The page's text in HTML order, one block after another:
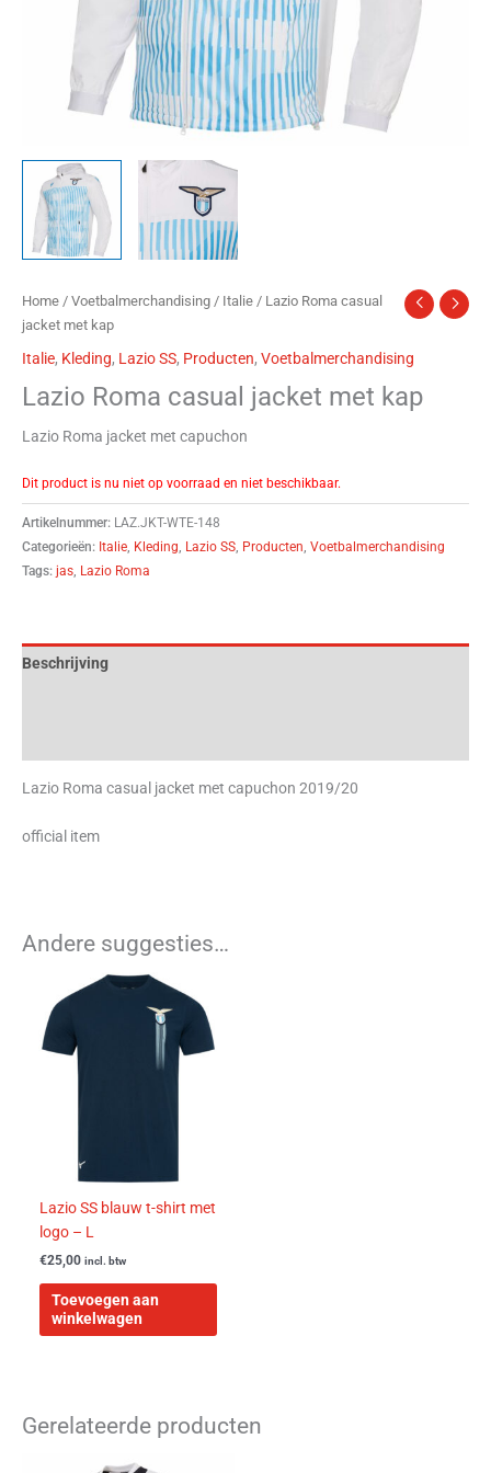
Home / Voetbalmerchandising / Italie / Lazio Roma casual
jacket met kap
Italie, Kleding, Lazio SS, Producten, Voetbalmerchandising
Lazio Roma casual jacket met kap
Lazio Roma jacket met capuchon
Dit product is nu niet op voorraad en niet beschikbaar.
Artikelnummer: LAZ.JKT-WTE-148
Categorieën: Italie, Kleding, Lazio SS, Producten, Voetbalmerchandising
Tags: jas, Lazio Roma
Beschrijving
Lazio Roma casual jacket met capuchon 2019/20
official item
Andere suggesties…
Lazio SS blauw t-shirt met
logo – L
€25,00 incl. btw
Toevoegen aan
winkelwagen
Gerelateerde producten